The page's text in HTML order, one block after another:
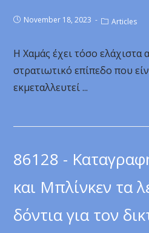
November 18, 2023 Articles
Η Χαμάς έχει τόσο ελάχιστα
στρατιωτικό επίπεδο που
εκμεταλλευτεί ...
86128 -
και Μπλίνκεν τα
δόντια για τον